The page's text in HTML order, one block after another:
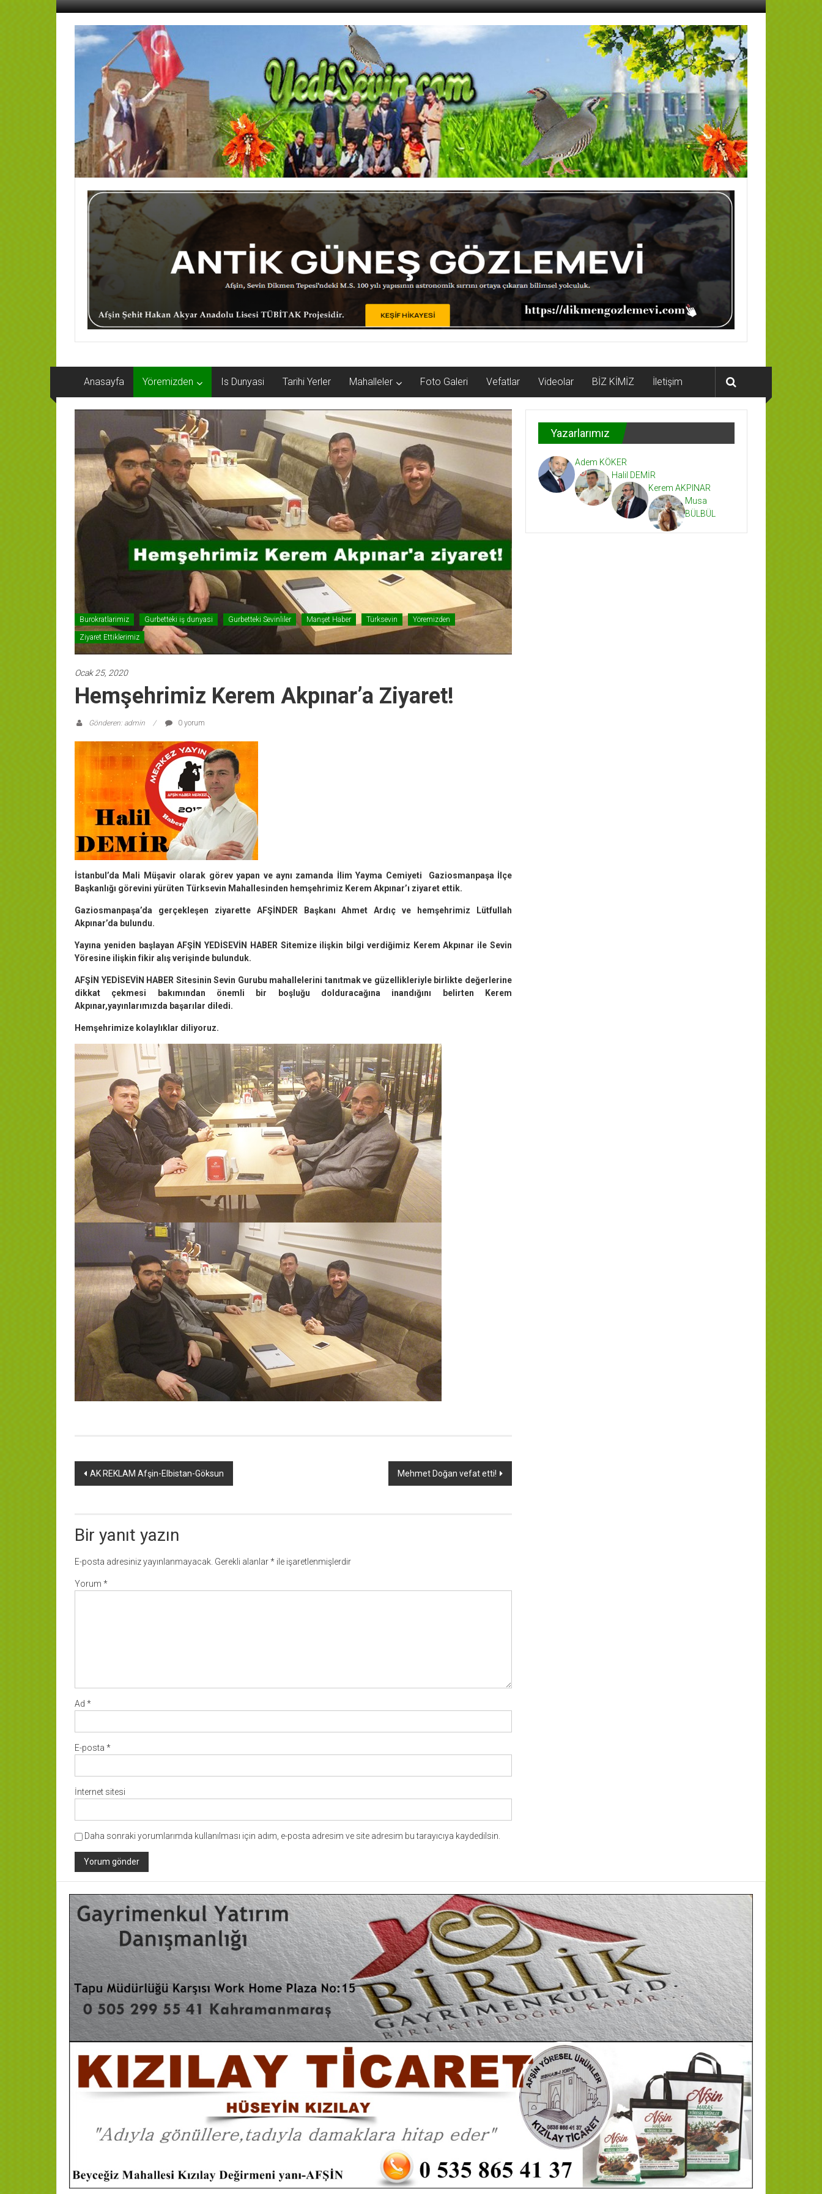
İçeriğe
AFŞİN
YEDİSEVİN
HABER
Kahramanmaraş,Afşin,Sevin
Köyleri
Tanıtım
ve
Haber
Portalı
Anasayfa Yöremizden Is Dunyasi Tarihi Yerler Mahalleler Foto Galeri Vefatlar Videolar BİZ KİMİZ İletişim
Burokratlarimiz Gurbetteki iş dunyasi Gurbetteki Sevinliler Manşet Haber Türksevin Yöremizden
Ziyaret Ettiklerimiz
Ocak 25, 2020
Hemşehrimiz Kerem Akpınar’a Ziyaret!
Gönderen: admin 0 yorum
İstanbul’da Mali Müşavir olarak görev yapan ve aynı zamanda İlim Yayma Cemiyeti Gaziosmanpaşa İlçe
Başkanlığı görevini yürüten Türksevin Mahallesinden hemşehrimiz Kerem Akpınar’ı ziyaret ettik.
Gaziosmanpaşa’da gerçekleşen ziyarette AFŞİNDER Başkanı Ahmet Ardıç ve hemşehrimiz Lütfullah
Akpınar’da bulundu.
Yayına yeniden başlayan AFŞİN YEDİSEVİN HABER Sitemize ilişkin bilgi verdiğimiz Kerem Akpınar ile Sevin
Yöresine ilişkin fikir alış verişinde bulunduk.
AFŞİN YEDİSEVİN HABER Sitesinin Sevin Gurubu mahallelerini tanıtmak ve güzellikleriyle birlikte değerlerine
dikkat çekmesi bakımından önemli bir boşluğu dolduracağına inandığını belirten Kerem
Akpınar,yayınlarımızda başarılar diledi.
Hemşehrimize kolaylıklar diliyoruz.
Yazı
AK REKLAM Afşin-Elbistan-Göksun Mehmet Doğan vefat etti!
Bir yanıt yazın
E-posta adresiniz yayınlanmayacak. Gerekli alanlar* ile işaretlenmişlerdir
Yorum *
Ad *
E-posta *
İnternet sitesi
Daha sonraki yorumlarımda kullanılması için adım, e-posta adresim ve site adresim bu tarayıcıya kaydedilsin.
Yazarlarımız
Adem KÖKER
Halil DEMİR
Kerem AKPINAR
Musa
BÜLBÜL